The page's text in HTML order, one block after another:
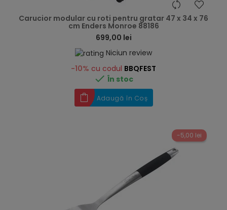
Carucior modular cu roti pentru gratar 47 x 34 x 76
cm Enders Monroe 88186
699,00 lei
Niciun review
-10% cu codul BBQFEST
 În stoc
Adaugă în Coș
-5,00 lei